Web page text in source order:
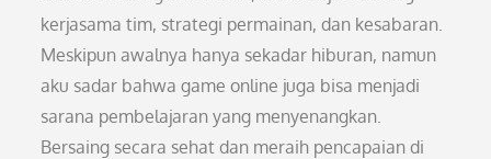
kerjasama tim, strategi permainan, dan kesabaran.
Meskipun awalnya hanya sekadar hiburan, namun
aku sadar bahwa game online juga bisa menjadi
sarana pembelajaran yang menyenangkan.
Bersaing secara sehat dan meraih pencapaian di